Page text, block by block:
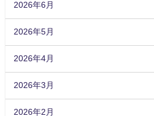
2026年6月
2026年5月
2026年4月
2026年3月
2026年2月